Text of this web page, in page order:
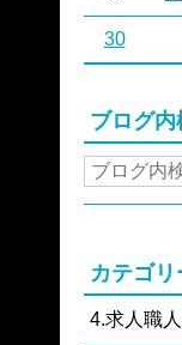
30
ブログ内
カテゴリ
4.求人職